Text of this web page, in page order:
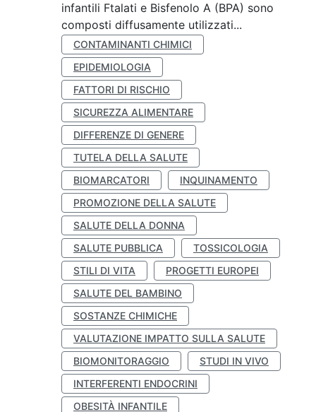
infantili Ftalati e Bisfenolo A (BPA) sono
composti diffusamente utilizzati...
CONTAMINANTI CHIMICI
EPIDEMIOLOGIA
FATTORI DI RISCHIO
SICUREZZA ALIMENTARE
DIFFERENZE DI GENERE
TUTELA DELLA SALUTE
BIOMARCATORI
INQUINAMENTO
PROMOZIONE DELLA SALUTE
SALUTE DELLA DONNA
SALUTE PUBBLICA
TOSSICOLOGIA
STILI DI VITA
PROGETTI EUROPEI
SALUTE DEL BAMBINO
SOSTANZE CHIMICHE
VALUTAZIONE IMPATTO SULLA SALUTE
BIOMONITORAGGIO
STUDI IN VIVO
INTERFERENTI ENDOCRINI
OBESITÀ INFANTILE